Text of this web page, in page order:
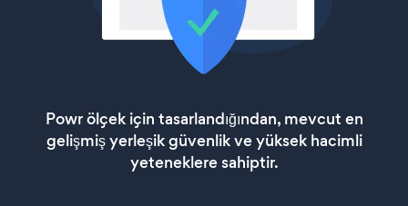
Powr ölçek için tasarlandığından, mevcut en
gelişmiş yerleşik güvenlik ve yüksek hacimli
yeteneklere sahiptir.